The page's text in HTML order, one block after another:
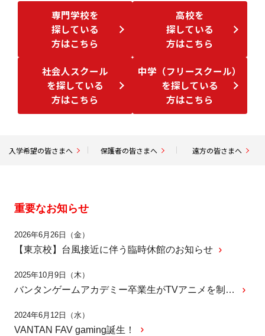
専門学校を
探している
方はこちら
高校を
探している
方はこちら
社会人スクール
を探している
方はこちら
中学（フリースクール）
を探している
方はこちら
入学希望の皆さまへ 保護者の皆さまへ 遠方の皆さまへ
重要なお知らせ
2026年6月26日（金）
【東京校】台風接近に伴う臨時休館のお知らせ
2025年10月9日（木）
バンタンゲームアカデミー卒業生がTVアニメを制作！
2024年6月12日（水）
VANTAN FAV gaming誕生！